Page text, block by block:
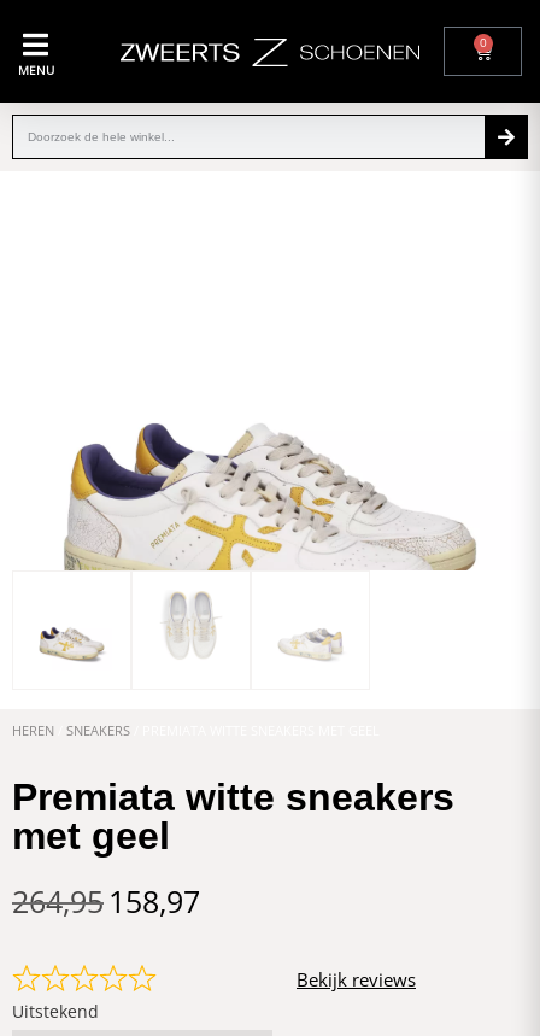
MENU
0
HEREN SNEAKERS
Premiata witte sneakers
met geel
264,95158,97
Uitstekend
Bekijk reviews